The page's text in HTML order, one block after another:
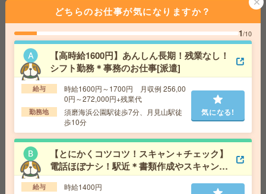
交通費 交通費支給有り
勤務地 南公園駅～徒歩7分 ※送迎有り
給与即払いOK！高時給！日勤のお仕事！検査業務[派遣]
給 与 時給1350円
交通費支給有り
勤務地 西神中央駅～車10分 ※送迎有り
気になる!
座り仕事！給与即払いOK！高時給！土日休み！部品製
造・検査[派遣]
どちらのお仕事が気になりますか？
1/10
【高時給1600円】あんしん長期！残業なし！
シフト勤務＊事務のお仕事[派遣]
給与
時給1600円～1700円 月収例 256,00
0円～272,000円+残業代
勤務地
須磨海浜公園駅徒歩7分、月見山駅徒
歩10分
気になる!
【とにかくコツコツ！スキャン＋チェック】
電話ほぼナシ！駅近＊書類作成やスキャン等
[派遣]
給与 時給1400円